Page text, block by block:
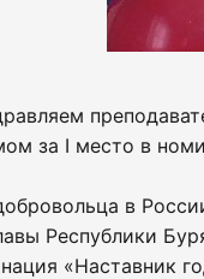
за I место в
в
Республики
«Наставник